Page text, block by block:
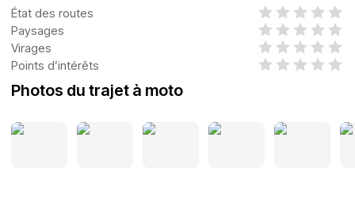
État des routes
Paysages
Virages
Points d’intérêts
Photos du trajet à moto